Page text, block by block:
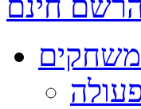
משחקים